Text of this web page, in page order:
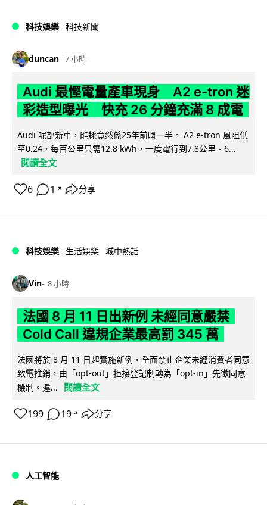
科技娛樂 科技新聞
duncan 7 小時
Audi 最慳電量產車現身 A2 e-tron 迷
彩造型曝光 快充 26 分鐘充滿 8 成電
Audi 呢部新車，能耗竟然係25年前嘅一半。 A2 e-tron 風阻低
至0.24，每百公里只需12.8 kWh，一度電行到7.8公里。6...
閱讀全文
6 1 ↗ 分享
科技娛樂 生活娛樂 城中熱話
Vin 8 小時
法國 8 月 11 日出新例 未經同意嚴禁
Cold Call 違規企業最高罰 345 萬
法國將於 8 月 11 日起實施新例，全面禁止企業未經消費者同意
致電推銷，由「opt-out」拒接登記制轉為「opt-in」先徵同意
機制。違...
閱讀全文
199 19 ↗ 分享
人工智能